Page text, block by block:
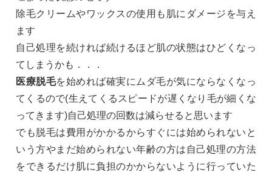
除毛クリームやワックスの使用も肌にダメージを与え
ます
自己処理を続ければ続けるほど肌の状態はひどくなっ
てしまうかも．．．
医療脱毛を始めれば確実にムダ毛が気にならなくなっ
てくるので(生えてくるスピードが遅くなり毛が細くな
ってきます)自己処理の回数は減らせると思います
でも脱毛は費用がかかるからすぐには始められないと
いう方やまだ始められない年齢の方は自己処理の方法
をできるだけ肌に負担のかからないように行っていた